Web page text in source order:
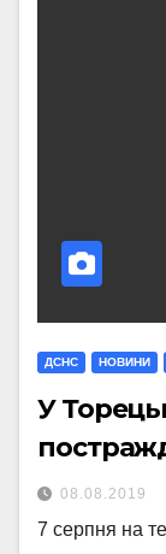
ДСНС НОВИНИ
У
08.08.2019
7 серпня на